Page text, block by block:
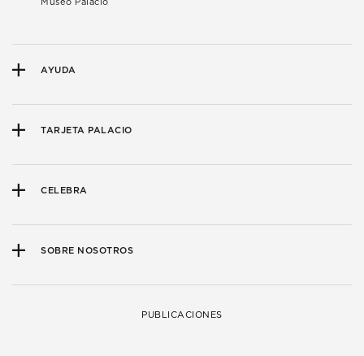
Museo Palacio
AYUDA
TARJETA PALACIO
CELEBRA
SOBRE NOSOTROS
PUBLICACIONES